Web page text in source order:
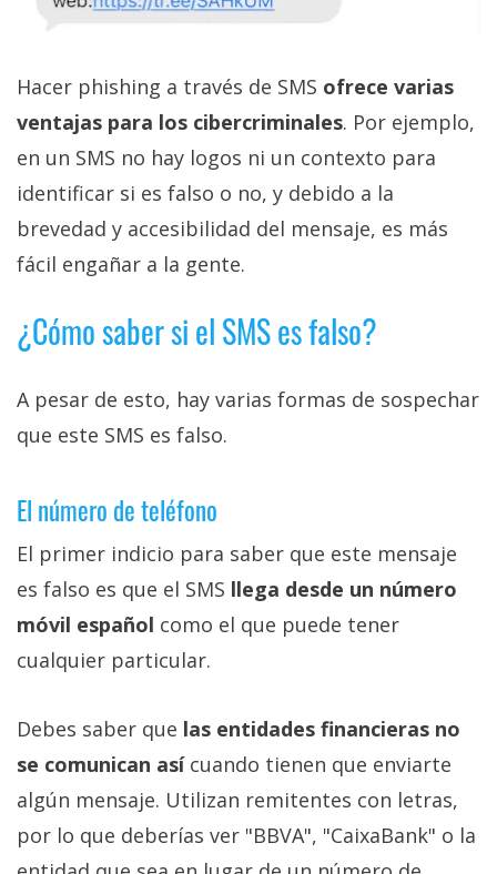
Hacer phishing a través de SMS ofrece varias
ventajas para los cibercriminales. Por ejemplo,
en un SMS no hay logos ni un contexto para
identificar si es falso o no, y debido a la
brevedad y accesibilidad del mensaje, es más
fácil engañar a la gente.
¿Cómo saber si el SMS es falso?
A pesar de esto, hay varias formas de sospechar
que este SMS es falso.
El número de teléfono
El primer indicio para saber que este mensaje
es falso es que el SMS llega desde un número
móvil español como el que puede tener
cualquier particular.
Debes saber que las entidades financieras no
se comunican asícuando tienen que enviarte
algún mensaje. Utilizan remitentes con letras,
por lo que deberías ver "BBVA", "CaixaBank" o la